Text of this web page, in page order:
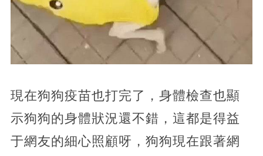
現在狗狗疫苗也打完了，身體檢查也顯
示狗狗的身體狀況還不錯，這都是得益
于網友的細心照顧呀，狗狗現在跟著網